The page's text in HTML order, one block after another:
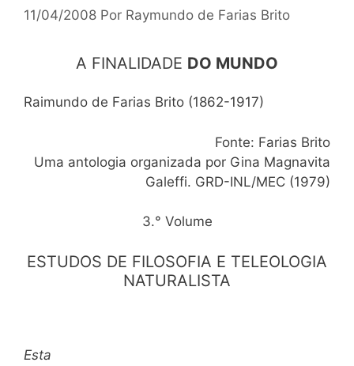
11/04/2008 Por Raymundo de Farias Brito
A FINALIDADE DO MUNDO
Raimundo de Farias Brito (1862-1917)
Fonte: Farias Brito
Uma antologia organizada por Gina Magnavita
Galeffi. GRD-INL/MEC (1979)
3.° Volume
ESTUDOS DE FILOSOFIA E TELEOLOGIA
NATURALISTA
Esta